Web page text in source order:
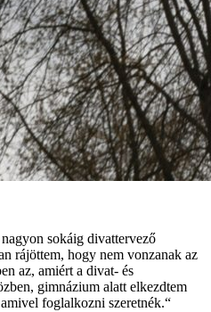
sokáig divattervező
rájöttem, hogy nem vonzanak az
az, amiért a divat- és
gimnázium alatt elkezdtem
foglalkozni szeretnék.“